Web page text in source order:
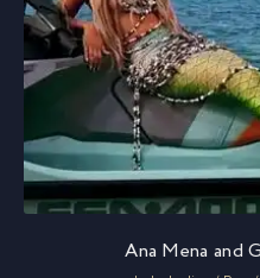
Ana Mena and